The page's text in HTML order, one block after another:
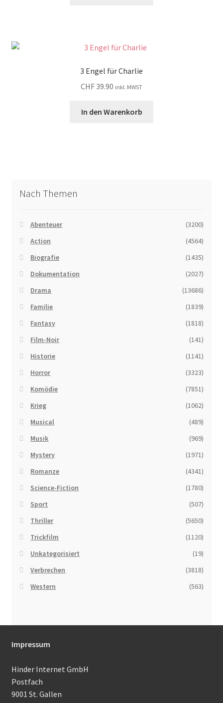
3 Engel für Charlie
CHF39.90 inkl. MWST
In den Warenkorb
Nach Themen
Abenteuer
(3200)
Action
(4564)
Biografie
(1435)
Dokumentation
(2027)
Drama
(13686)
Familie
(1839)
Fantasy
(1818)
Film-Noir
(141)
Historie
(1141)
Horror
(3323)
Komödie
(7851)
Krieg
(1062)
Musical
(489)
Musik
(969)
Mystery
(1971)
Romanze
(4341)
Science-Fiction
(1780)
Sport
(507)
Thriller
(5650)
Trickfilm
(1120)
Unkategorisiert
(19)
Verbrechen
(3818)
Western
(563)
Impressum
Hinder Internet GmbH
Postfach
9001 St. Gallen